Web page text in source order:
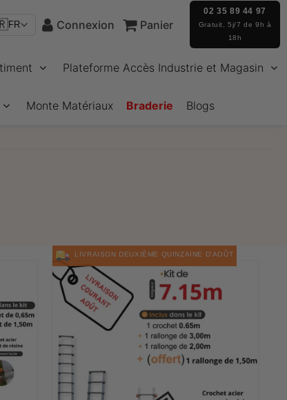
FR Connexion Panier
02 35 89 44 97
Gratuit, 5j/7 de 9h à
18h
Plateforme Accès Industrie et Magasin
Monte Matériaux Braderie Blogs
LIVRAISON DEUXIÈME QUINZAINE D'AOÛT